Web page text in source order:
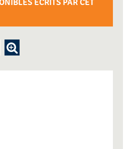
ÉCRITS PAR CET